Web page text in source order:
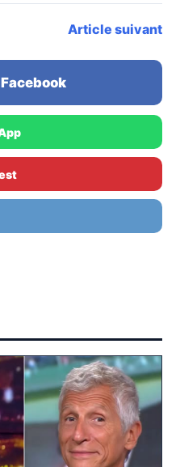
Article suivant